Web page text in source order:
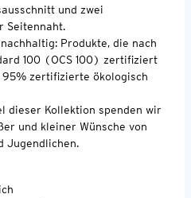
und zwei
Seitennaht.
Produkte, die nach
100 (OCS 100) zertifiziert
zertifizierte ökologisch
dieser Kollektion spenden wir
und kleiner Wünsche von
Jugendlichen.